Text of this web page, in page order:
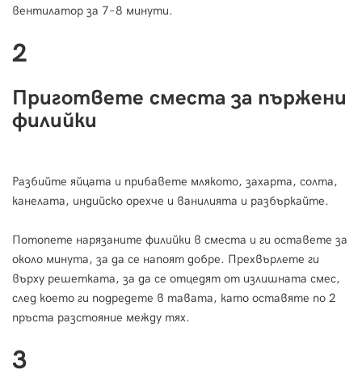
вентилатор за 7–8 минути.
2
Пригответе сместа за пържени
филийки
Разбийте яйцата и прибавете млякото, захарта, солта,
канелата, индийско орехче и ванилията и разбъркайте.
Потопете нарязаните филийки в сместа и ги оставете за
около минута, за да се напоят добре. Прехвърлете ги
върху решетката, за да се отцедят от излишната смес,
след което ги подредете в тавата, като оставяте по 2
пръста разстояние между тях.
3